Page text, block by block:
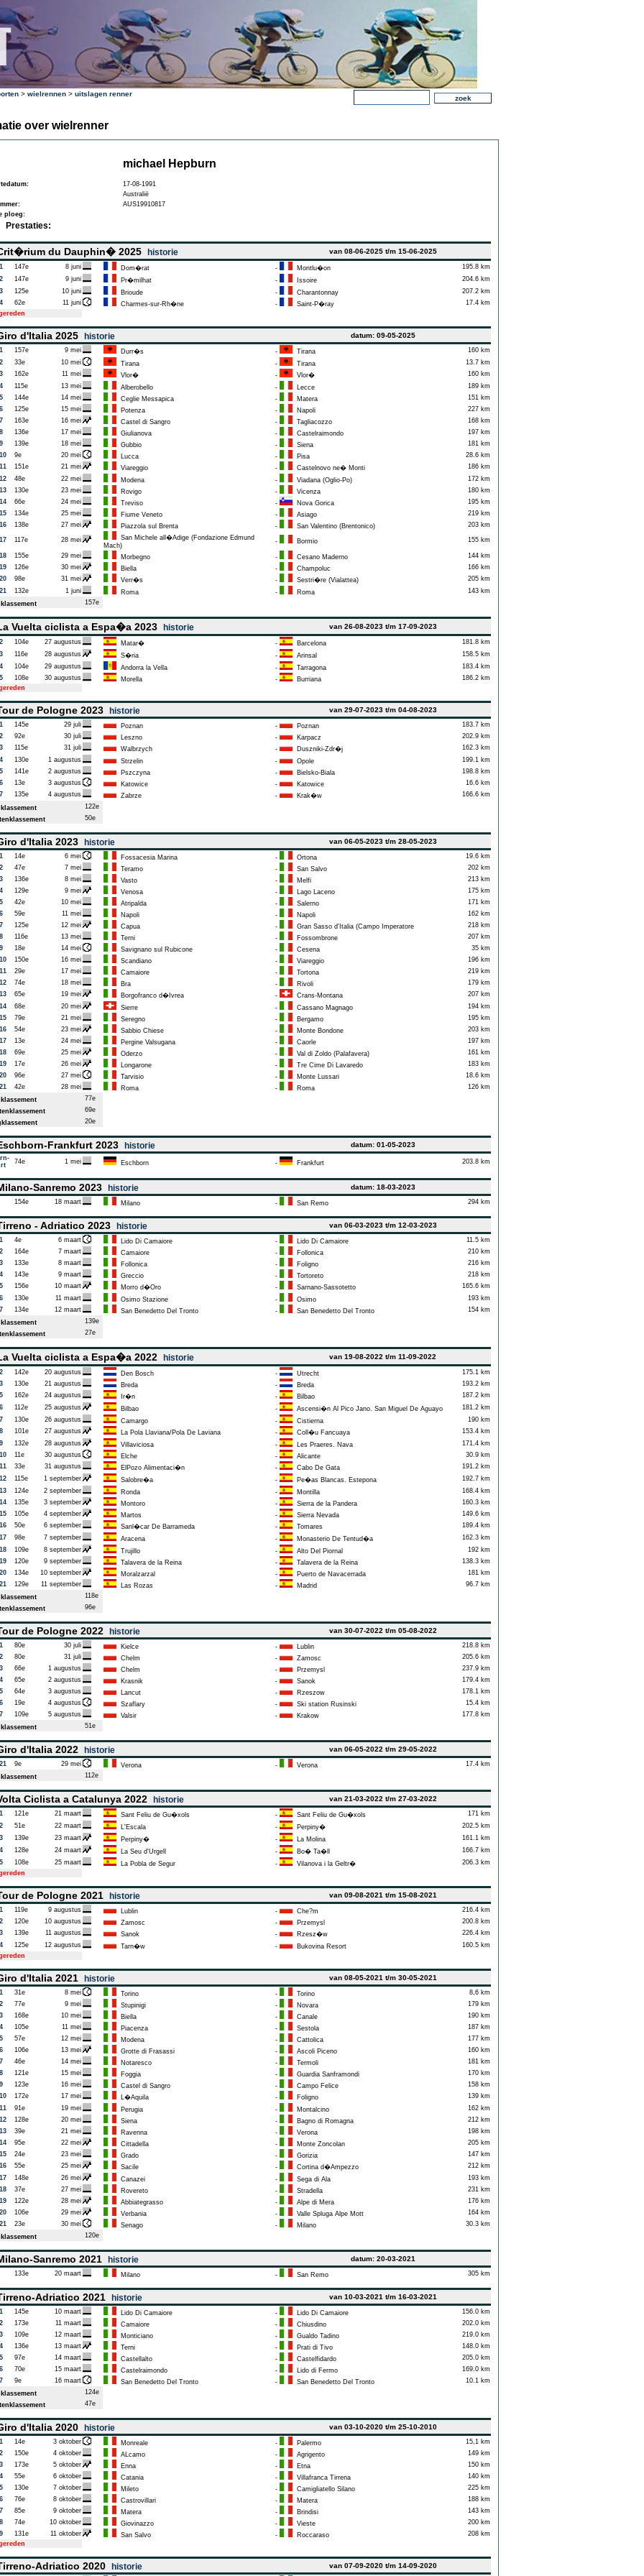
> wielrennen > uitslagen renner
over wielrenner
michael Hepburn
17-08-1991
Australië
AUS19910817
ploeg:
Prestaties:
du Dauphin� 2025 historie van 08-06-2025 t/m 15-06-2025
147e 8 juni Dom�rat - Montlu�on
195.8 km
147e 9 juni Pr�milhat - Issoire
204.6 km
125e 10 juni Brioude - Charantonnay
207.2 km
62e 11 juni Charmes-sur-Rh�ne - Saint-P�ray
17.4 km
d'Italia 2025 historie datum: 09-05-2025
157e 9 mei Durr�s - Tirana
160 km
33e 10 mei Tirana - Tirana
13.7 km
162e 11 mei Vlor� - Vlor�
160 km
115e 13 mei Alberobello - Lecce
189 km
144e 14 mei Ceglie Messapica - Matera
151 km
125e 15 mei Potenza - Napoli
227 km
163e 16 mei Castel di Sangro - Tagliacozzo
168 km
136e 17 mei Giulianova - Castelraimondo
197 km
139e 18 mei Gubbio - Siena
181 km
9e 20 mei Lucca - Pisa
28.6 km
151e 21 mei Viareggio - Castelnovo ne� Monti
186 km
48e 22 mei Modena - Viadana (Oglio-Po)
172 km
130e 23 mei Rovigo - Vicenza
180 km
66e 24 mei Treviso - Nova Gorica
195 km
134e 25 mei Fiume Veneto - Asiago
219 km
138e 27 mei Piazzola sul Brenta - San Valentino (Brentonico) 203 km
117e 28 mei
San Michele all�Adige (Fondazione Edmund
Mach)
- Bormio 155 km
155e 29 mei Morbegno - Cesano Maderno
144 km
126e 30 mei Biella - Champoluc
166 km
98e 31 mei Verr�s - Sestri�re (Vialattea)
205 km
132e 1 juni Roma - Roma
143 km
157e
Vuelta ciclista a Espa�a 2023 historie van 26-08-2023 t/m 17-09-2023
104e 27 augustus Matar� - Barcelona
181.8 km
116e 28 augustus S�ria - Arinsal
158.5 km
104e 29 augustus Andorra la Vella - Tarragona
183.4 km
108e 30 augustus Morella - Burriana
186.2 km
de Pologne 2023 historie van 29-07-2023 t/m 04-08-2023
145e 29 juli Poznan - Poznan
183.7 km
92e 30 juli Leszno - Karpacz
202.9 km
115e 31 juli Walbrzych - Duszniki-Zdr�j
162.3 km
130e 1 augustus Strzelin - Opole
199.1 km
141e 2 augustus Pszczyna - Bielsko-Biala
198.8 km
13e 3 augustus Katowice - Katowice
16.6 km
135e 4 augustus Zabrze - Krak�w
166.6 km
122e
50e
d'Italia 2023 historie van 06-05-2023 t/m 28-05-2023
14e 6 mei Fossacesia Marina - Ortona
19.6 km
47e 7 mei Teramo - San Salvo
202 km
136e 8 mei Vasto - Melfi
213 km
129e 9 mei Venosa - Lago Laceno
175 km
42e 10 mei Atripalda - Salerno
171 km
59e 11 mei Napoli - Napoli
162 km
125e 12 mei Capua - Gran Sasso d'Italia (Campo Imperatore
218 km
116e 13 mei Terni - Fossombrone
207 km
18e 14 mei Savignano sul Rubicone - Cesena
35 km
150e 16 mei Scandiano - Viareggio
196 km
29e 17 mei Camaiore - Tortona
219 km
74e 18 mei Bra - Rivoli
179 km
65e 19 mei Borgofranco d�Ivrea - Crans-Montana
207 km
68e 20 mei Sierre - Cassano Magnago
194 km
79e 21 mei Seregno - Bergamo
195 km
54e 23 mei Sabbio Chiese - Monte Bondone
203 km
13e 24 mei Pergine Valsugana - Caorle
197 km
69e 25 mei Oderzo - Val di Zoldo (Palafavera)
161 km
17e 26 mei Longarone - Tre Cime Di Lavaredo
183 km
96e 27 mei Tarvisio - Monte Lussari
18.6 km
42e 28 mei Roma - Roma
126 km
77e
69e
20e
Frankfurt 2023 historie datum: 01-05-2023
74e 1 mei Eschborn - Frankfurt 203.8 km
Sanremo 2023 historie datum: 18-03-2023
154e 18 maart Milano - San Remo 294 km
- Adriatico 2023 historie van 06-03-2023 t/m 12-03-2023
4e 6 maart Lido Di Camaiore - Lido Di Camaiore
11.5 km
164e 7 maart Camaiore - Follonica
210 km
133e 8 maart Follonica - Foligno
216 km
143e 9 maart Greccio - Tortoreto
218 km
156e 10 maart Morro d�Oro - Sarnano-Sassotetto
165.6 km
130e 11 maart Osimo Stazione - Osimo
193 km
134e 12 maart San Benedetto Del Tronto - San Benedetto Del Tronto
154 km
139e
27e
Vuelta ciclista a Espa�a 2022 historie van 19-08-2022 t/m 11-09-2022
142e 20 augustus Den Bosch - Utrecht
175.1 km
130e 21 augustus Breda - Breda
193.2 km
162e 24 augustus Ir�n - Bilbao
187.2 km
112e 25 augustus Bilbao - Ascensi�n Al Pico Jano. San Miguel De Aguayo
181.2 km
130e 26 augustus Camargo - Cistierna
190 km
101e 27 augustus La Pola Llaviana/Pola De Laviana - Coll�u Fancuaya
153.4 km
132e 28 augustus Villaviciosa - Les Praeres. Nava
171.4 km
11e 30 augustus Elche - Alicante
30.9 km
33e 31 augustus ElPozo Alimentaci�n - Cabo De Gata
191.2 km
115e 1 september Salobre�a - Pe�as Blancas. Estepona
192.7 km
124e 2 september Ronda - Montilla
168.4 km
135e 3 september Montoro - Sierra de la Pandera
160.3 km
105e 4 september Martos - Sierra Nevada
149.6 km
50e 6 september Sanl�car De Barrameda - Tomares
189.4 km
98e 7 september Aracena - Monasterio De Tentud�a
162.3 km
109e 8 september Trujillo - Alto Del Piornal
192 km
120e 9 september Talavera de la Reina - Talavera de la Reina
138.3 km
134e 10 september Moralzarzal - Puerto de Navacerrada
181 km
129e 11 september Las Rozas - Madrid
96.7 km
118e
96e
de Pologne 2022 historie van 30-07-2022 t/m 05-08-2022
80e 30 juli Kielce - Lublin
218.8 km
80e 31 juli Chelm - Zamosc
205.6 km
66e 1 augustus Chelm - Przemysl
237.9 km
65e 2 augustus Krasnik - Sanok
179.4 km
64e 3 augustus Lancut - Rzeszow
178.1 km
19e 4 augustus Szaflary - Ski station Rusinski
15.4 km
109e 5 augustus Valsir - Krakow
177.8 km
51e
d'Italia 2022 historie van 06-05-2022 t/m 29-05-2022
9e 29 mei Verona - Verona
17.4 km
112e
Ciclista a Catalunya 2022 historie van 21-03-2022 t/m 27-03-2022
121e 21 maart Sant Feliu de Gu�xols - Sant Feliu de Gu�xols
171 km
51e 22 maart L'Escala - Perpiny�
202.5 km
139e 23 maart Perpiny� - La Molina
161.1 km
128e 24 maart La Seu d'Urgell - Bo� Ta�ll
166.7 km
108e 25 maart La Pobla de Segur - Vilanova i la Geltr�
206.3 km
de Pologne 2021 historie van 09-08-2021 t/m 15-08-2021
119e 9 augustus Lublin - Che?m
216.4 km
120e 10 augustus Zamosc - Przemysl
200.8 km
139e 11 augustus Sanok - Rzesz�w
226.4 km
125e 12 augustus Tarn�w - Bukovina Resort
160.5 km
d'Italia 2021 historie van 08-05-2021 t/m 30-05-2021
31e 8 mei Torino - Torino
8,6 km
77e 9 mei Stupinigi - Novara
179 km
168e 10 mei Biella - Canale
190 km
105e 11 mei Piacenza - Sestola
187 km
57e 12 mei Modena - Cattolica
177 km
106e 13 mei Grotte di Frasassi - Ascoli Piceno
160 km
46e 14 mei Notaresco - Termoli
181 km
121e 15 mei Foggia - Guardia Sanframondi
170 km
123e 16 mei Castel di Sangro - Campo Felice
158 km
172e 17 mei L�Aquila - Foligno
139 km
91e 19 mei Perugia - Montalcino
162 km
128e 20 mei Siena - Bagno di Romagna
212 km
39e 21 mei Ravenna - Verona
198 km
95e 22 mei Cittadella - Monte Zoncolan
205 km
24e 23 mei Grado - Gorizia
147 km
55e 25 mei Sacile - Cortina d�Ampezzo
212 km
148e 26 mei Canazei - Sega di Ala
193 km
37e 27 mei Rovereto - Stradella
231 km
122e 28 mei Abbiategrasso - Alpe di Mera
176 km
106e 29 mei Verbania - Valle Spluga Alpe Mott
164 km
23e 30 mei Senago - Milano
30.3 km
120e
Sanremo 2021 historie datum: 20-03-2021
133e 20 maart Milano - San Remo 305 km
Adriatico 2021 historie van 10-03-2021 t/m 16-03-2021
145e 10 maart Lido Di Camaiore - Lido Di Camaiore
156.0 km
173e 11 maart Camaiore - Chiusdino
202.0 km
109e 12 maart Monticiano - Gualdo Tadino
219.0 km
136e 13 maart Terni - Prati di Tivo
148.0 km
97e 14 maart Castellalto - Castelfidardo
205.0 km
70e 15 maart Castelraimondo - Lido di Fermo
169.0 km
9e 16 maart San Benedetto Del Tronto - San Benedetto Del Tronto
10.1 km
124e
47e
d'Italia 2020 historie van 03-10-2020 t/m 25-10-2010
14e 3 oktober Monreale - Palermo
15,1 km
150e 4 oktober ALcamo - Agrigento
149 km
173e 5 oktober Enna - Etna
150 km
55e 6 oktober Catania - Villafranca Tirrena
140 km
130e 7 oktober Mileto - Camigliatello Silano
225 km
76e 8 oktober Castrovillari - Matera
188 km
85e 9 oktober Matera - Brindisi
143 km
74e 10 oktober Giovinazzo - Vieste
200 km
131e 11 oktober San Salvo - Roccaraso
208 km
Adriatico 2020 historie van 07-09-2020 t/m 14-09-2020